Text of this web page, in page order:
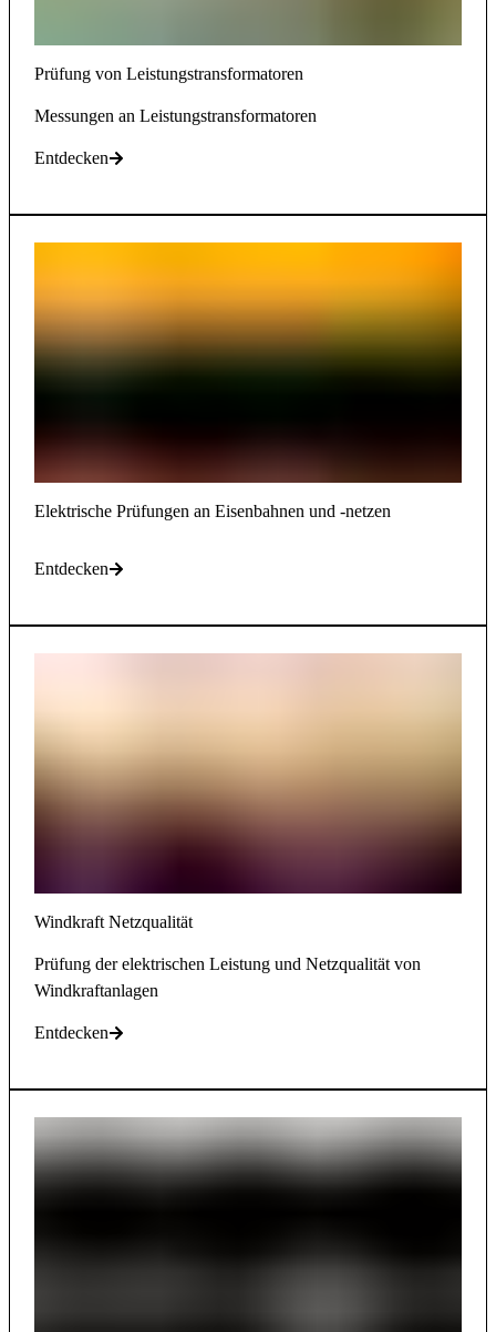
Prüfung von Leistungstransformatoren
Messungen an Leistungstransformatoren
Entdecken
Elektrische Prüfungen an Eisenbahnen und -netzen
Entdecken
Windkraft Netzqualität
Prüfung der elektrischen Leistung und Netzqualität von
Windkraftanlagen
Entdecken